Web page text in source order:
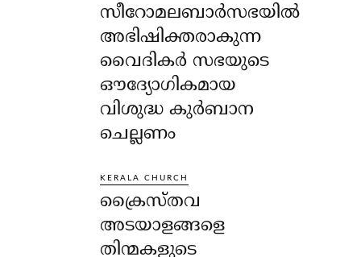
സീറോമലബാർസഭയിൽ
അഭിഷിക്തരാകുന്ന
വൈദികർ സഭയുടെ
ഔദ്യോഗികമായ
വിശുദ്ധ കുർബാന
ചെല്ലണം
KERALA CHURCH
ക്രൈസ്തവ
അടയാളങ്ങളെ
തിന്മകളുടെ